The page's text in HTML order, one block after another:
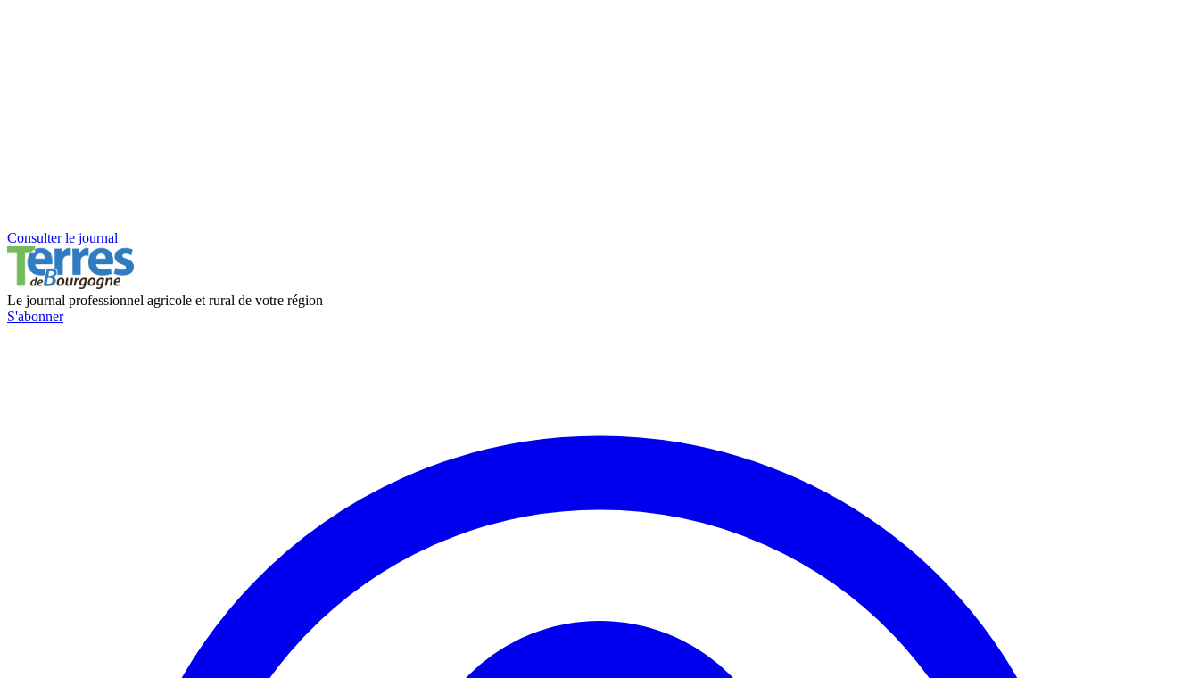
Consulter le journal
Le journal professionnel agricole et rural de votre région
S'abonner